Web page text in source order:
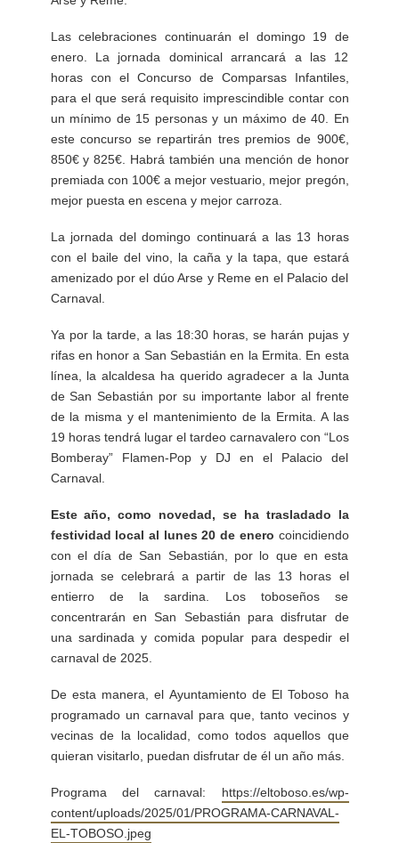
Las celebraciones continuarán el domingo 19 de
enero. La jornada dominical arrancará a las 12
horas con el Concurso de Comparsas Infantiles,
para el que será requisito imprescindible contar con
un mínimo de 15 personas y un máximo de 40. En
este concurso se repartirán tres premios de 900€,
850€ y 825€. Habrá también una mención de honor
premiada con 100€ a mejor vestuario, mejor pregón,
mejor puesta en escena y mejor carroza.
La jornada del domingo continuará a las 13 horas
con el baile del vino, la caña y la tapa, que estará
amenizado por el dúo Arse y Reme en el Palacio del
Carnaval.
Ya por la tarde, a las 18:30 horas, se harán pujas y
rifas en honor a San Sebastián en la Ermita. En esta
línea, la alcaldesa ha querido agradecer a la Junta
de San Sebastián por su importante labor al frente
de la misma y el mantenimiento de la Ermita. A las
19 horas tendrá lugar el tardeo carnavalero con “Los
Bomberay” Flamen-Pop y DJ en el Palacio del
Carnaval.
Este año, como novedad, se ha trasladado la
festividad local al lunes 20 de enero coincidiendo
con el día de San Sebastián, por lo que en esta
jornada se celebrará a partir de las 13 horas el
entierro de la sardina. Los toboseños se
concentrarán en San Sebastián para disfrutar de
una sardinada y comida popular para despedir el
carnaval de 2025.
De esta manera, el Ayuntamiento de El Toboso ha
programado un carnaval para que, tanto vecinos y
vecinas de la localidad, como todos aquellos que
quieran visitarlo, puedan disfrutar de él un año más.
Programa del carnaval: https://eltoboso.es/wp-
content/uploads/2025/01/PROGRAMA-CARNAVAL-
EL-TOBOSO.jpeg